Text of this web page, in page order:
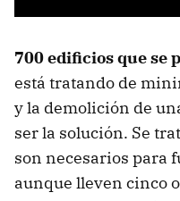
700 edificios que se
está tratando de
y la demolición de
ser la solución. Se
son necesarios para
aunque lleven cinco